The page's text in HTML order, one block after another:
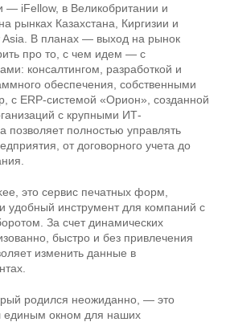
— iFellow, в Великобритании и
рынках Казахстана, Киргизии и
Asia. В планах — выход на рынок
про то, с чем идем — с
консалтингом, разработкой и
обеспечения, собственными
с ERP-системой «Орион», созданной
с крупными ИТ-
позволяет полностью управлять
от договорного учета до
это сервис печатных форм,
удобный инструмент для компаний с
За счет динамических
быстро и без привлечения
изменить данные в
родился неожиданно, — это
единым окном для наших